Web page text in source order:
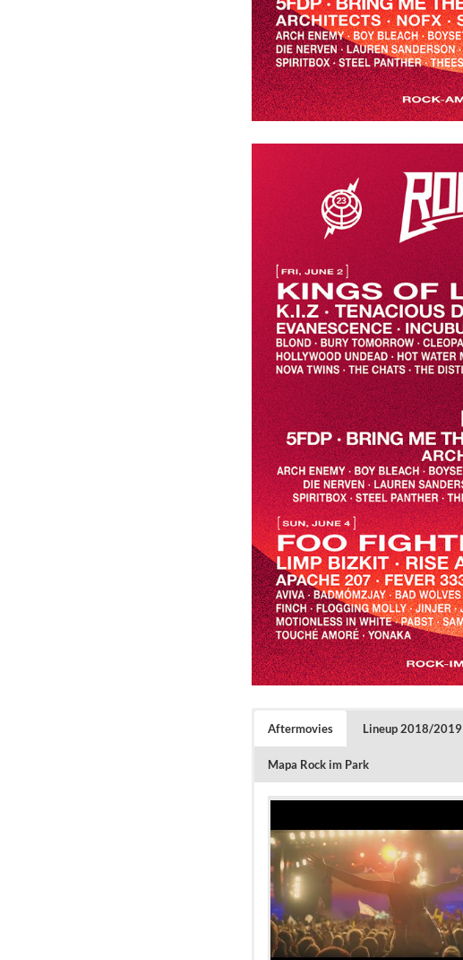
Aftermovies Lineup 2018/2019
Mapa Rock im Park